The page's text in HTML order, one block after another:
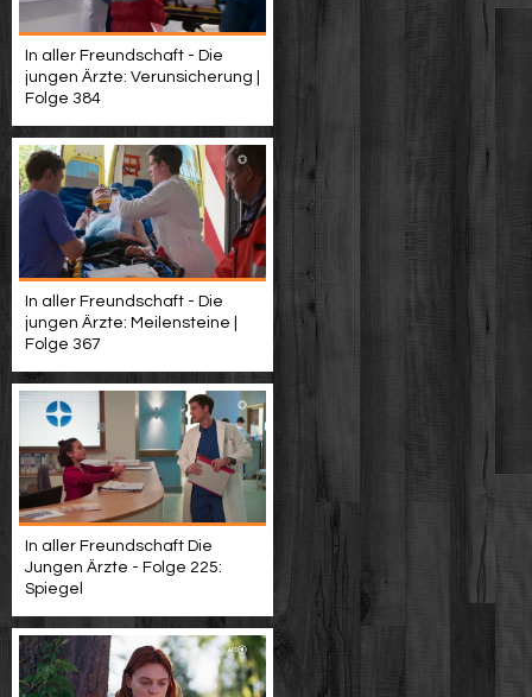
In aller Freundschaft - Die
jungen Ärzte: Verunsicherung |
Folge 384
In aller Freundschaft - Die
jungen Ärzte: Meilensteine |
Folge 367
In aller Freundschaft Die
Jungen Ärzte - Folge 225:
Spiegel